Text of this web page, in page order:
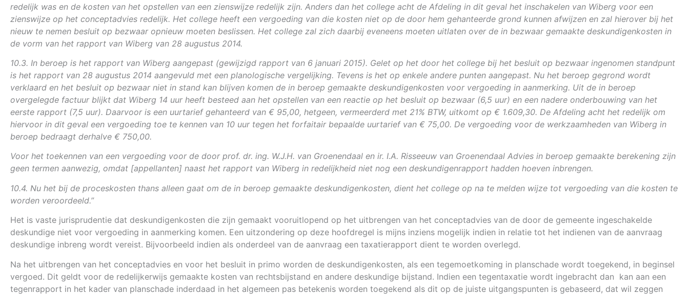
redelijk was en de kosten van het opstellen van een zienswijze redelijk zijn. Anders dan het college acht de Afdeling in dit geval het inschakelen van Wiberg voor een
zienswijze op het conceptadvies redelijk. Het college heeft een vergoeding van die kosten niet op de door hem gehanteerde grond kunnen afwijzen en zal hierover bij het
nieuw te nemen besluit op bezwaar opnieuw moeten beslissen. Het college zal zich daarbij eveneens moeten uitlaten over de in bezwaar gemaakte deskundigenkosten in
de vorm van het rapport van Wiberg van 28 augustus 2014.
10.3. In beroep is het rapport van Wiberg aangepast (gewijzigd rapport van 6 januari 2015). Gelet op het door het college bij het besluit op bezwaar ingenomen standpunt
is het rapport van 28 augustus 2014 aangevuld met een planologische vergelijking. Tevens is het op enkele andere punten aangepast. Nu het beroep gegrond wordt
verklaard en het besluit op bezwaar niet in stand kan blijven komen de in beroep gemaakte deskundigenkosten voor vergoeding in aanmerking. Uit de in beroep
overgelegde factuur blijkt dat Wiberg 14 uur heeft besteed aan het opstellen van een reactie op het besluit op bezwaar (6,5 uur) en een nadere onderbouwing van het
eerste rapport (7,5 uur). Daarvoor is een uurtarief gehanteerd van € 95,00, hetgeen, vermeerderd met 21% BTW, uitkomt op € 1.609,30. De Afdeling acht het redelijk om
hiervoor in dit geval een vergoeding toe te kennen van 10 uur tegen het forfaitair bepaalde uurtarief van € 75,00. De vergoeding voor de werkzaamheden van Wiberg in
beroep bedraagt derhalve € 750,00.
Voor het toekennen van een vergoeding voor de door prof. dr. ing. W.J.H. van Groenendaal en ir. I.A. Risseeuw van Groenendaal Advies in beroep gemaakte berekening zijn
geen termen aanwezig, omdat [appellanten] naast het rapport van Wiberg in redelijkheid niet nog een deskundigenrapport hadden hoeven inbrengen.
10.4. Nu het bij de proceskosten thans alleen gaat om de in beroep gemaakte deskundigenkosten, dient het college op na te melden wijze tot vergoeding van die kosten te
worden veroordeeld.”
Het is vaste jurisprudentie dat deskundigenkosten die zijn gemaakt vooruitlopend op het uitbrengen van het conceptadvies van de door de gemeente ingeschakelde
deskundige niet voor vergoeding in aanmerking komen. Een uitzondering op deze hoofdregel is mijns inziens mogelijk indien in relatie tot het indienen van de aanvraag
deskundige inbreng wordt vereist. Bijvoorbeeld indien als onderdeel van de aanvraag een taxatierapport dient te worden overlegd.
Na het uitbrengen van het conceptadvies en voor het besluit in primo worden de deskundigenkosten, als een tegemoetkoming in planschade wordt toegekend, in beginsel
vergoed. Dit geldt voor de redelijkerwijs gemaakte kosten van rechtsbijstand en andere deskundige bijstand. Indien een tegentaxatie wordt ingebracht dan kan aan een
tegenrapport in het kader van planschade inderdaad in het algemeen pas betekenis worden toegekend als dit op de juiste uitgangspunten is gebaseerd, dat wil zeggen